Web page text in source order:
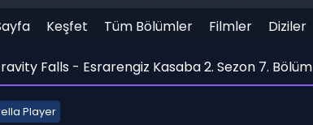
Keşfet Tüm Bölümler Filmler Diziler
Falls - Esrarengiz Kasaba 2. Sezon 7. Bölüm
Player